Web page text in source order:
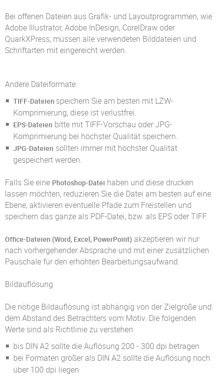
Bei offenen Dateien aus Grafik- und Layoutprogrammen, wie
Adobe Illustrator, Adobe InDesign, CorelDraw oder
QuarkXPress, müssen alle verwendeten Bilddateien und
Schriftarten mit eingereicht werden.
Andere Dateiformate:
TIFF-Dateien speichern Sie am besten mit LZW-
Komprimierung, diese ist verlustfrei.
EPS-Dateien bitte mit TIFF-Vorschau oder JPG-
Komprimierung bei höchster Qualität speichern.
JPG-Dateien sollten immer mit höchster Qualität
gespeichert werden.
Falls Sie eine Photoshop-Datei haben und diese drucken
lassen möchten, reduzieren Sie die Datei am besten auf eine
Ebene, aktivieren eventuelle Pfade zum Freistellen und
speichern das ganze als PDF-Datei, bzw. als EPS oder TIFF.
Office-Dateien (Word, Excel, PowerPoint) akzeptieren wir nur
nach vorhergehender Absprache und mit einer zusätzlichen
Pauschale für den erhöhten Bearbeitungsaufwand.
Bildauflösung
Die nötige Bildauflösung ist abhängig von der Zielgröße und
dem Abstand des Betrachters vom Motiv. Die folgenden
Werte sind als Richtlinie zu verstehen:
bis DIN A2 sollte die Auflösung 200 - 300 dpi betragen
bei Formaten größer als DIN A2 sollte die Auflösung noch
über 100 dpi liegen